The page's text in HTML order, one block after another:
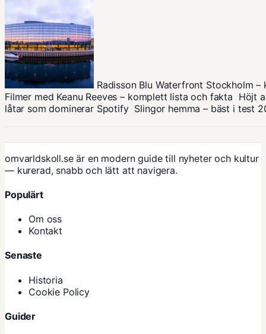
Radisson Blu Waterfront Stockholm
Filmer med Keanu Reeves – komplett lista och fakta Höjt
låtar som dominerar Spotify Slingor hemma – bäst i test
omvarldskoll.se är en modern guide till nyheter och kultur
— kurerad, snabb och lätt att navigera.
Populärt
Om oss
Kontakt
Senaste
Historia
Cookie Policy
Guider